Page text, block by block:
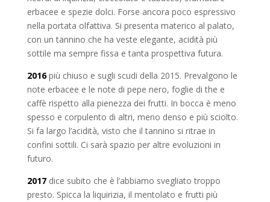
erbacee e spezie dolci. Forse ancora poco espressivo
nella portata olfattiva. Si presenta materico al palato,
con un tannino che ha veste elegante, acidità più
sottile ma sempre fissa e tanta prospettiva futura.
2016più chiuso e sugli scudi della 2015. Prevalgono le
note erbacee e le note di pepe nero, foglie di the e
caffè rispetto alla pienezza dei frutti. In bocca è meno
spesso e corpulento di altri, meno denso e più sciolto.
Si fa largo l’acidità, visto che il tannino si ritrae in
confini sottili. Ci sarà spazio per altre evoluzioni in
futuro.
2017dice subito che è l’abbiamo svegliato troppo
presto. Spicca la liquirizia, il mentolato e frutti più